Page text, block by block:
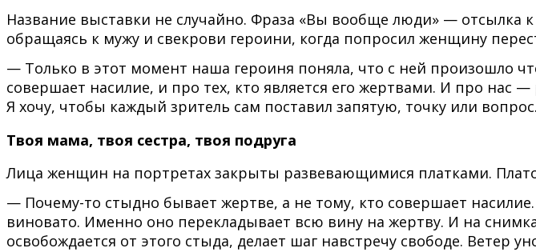
Название выставки не случайно. Фраза «Вы вообще люди» — отсылка
обращаясь к мужу и свекрови героини, когда попросил женщину
— Только в этот момент наша героиня поняла, что с ней произошло
совершает насилие, и про тех, кто является его жертвами. И про
Я хочу, чтобы каждый зритель сам поставил запятую, точку или вопрос.
Твоя мама, твоя сестра, твоя подруга
Лица женщин на портретах закрыты развевающимися платками.
— Почему-то стыдно бывает жертве, а не тому, кто совершает
виновато. Именно оно перекладывает всю вину на жертву. И на
освобождается от этого стыда, делает шаг навстречу свободе. Ветер